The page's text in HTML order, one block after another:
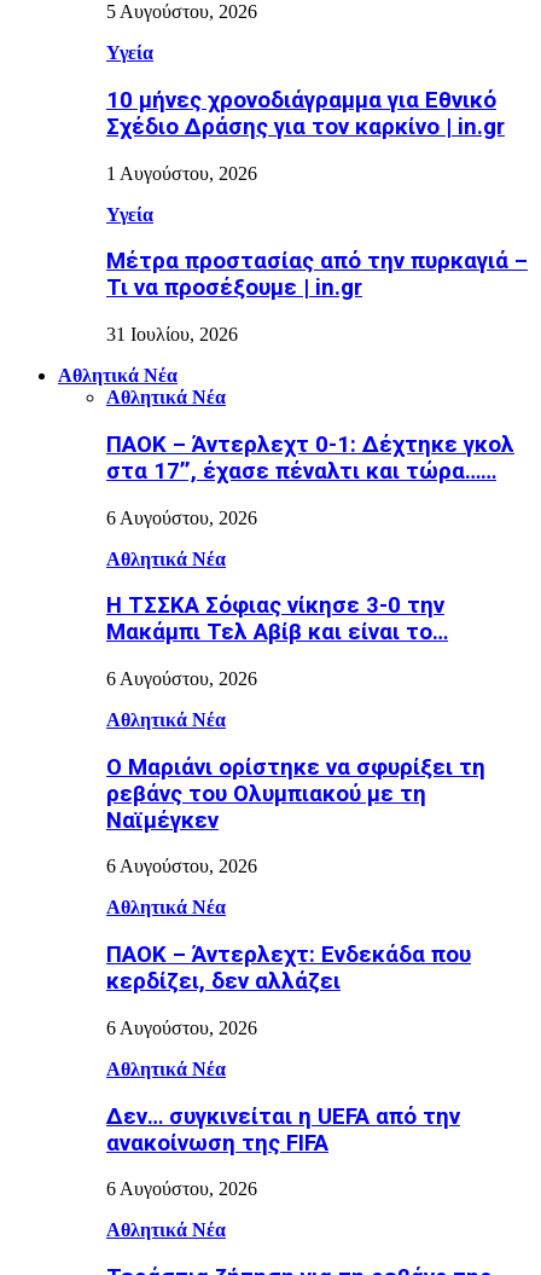
5 Αυγούστου, 2026
Υγεία
10 μήνες χρονοδιάγραμμα για Εθνικό
Σχέδιο Δράσης για τον καρκίνο | in.gr
1 Αυγούστου, 2026
Υγεία
Μέτρα προστασίας από την πυρκαγιά –
Τι να προσέξουμε | in.gr
31 Ιουλίου, 2026
Αθλητικά Νέα
Αθλητικά Νέα
ΠΑΟΚ – Άντερλεχτ 0-1: Δέχτηκε γκολ
στα 17’’, έχασε πέναλτι και τώρα……
6 Αυγούστου, 2026
Αθλητικά Νέα
Η ΤΣΣΚΑ Σόφιας νίκησε 3-0 την
Μακάμπι Τελ Αβίβ και είναι το…
6 Αυγούστου, 2026
Αθλητικά Νέα
Ο Μαριάνι ορίστηκε να σφυρίξει τη
ρεβάνς του Ολυμπιακού με τη
Ναϊμέγκεν
6 Αυγούστου, 2026
Αθλητικά Νέα
ΠΑΟΚ – Άντερλεχτ: Ενδεκάδα που
κερδίζει, δεν αλλάζει
6 Αυγούστου, 2026
Αθλητικά Νέα
Δεν… συγκινείται η UEFA από την
ανακοίνωση της FIFA
6 Αυγούστου, 2026
Αθλητικά Νέα